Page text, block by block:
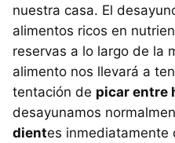
nuestra casa. El
alimentos ricos en
reservas a lo largo de la
alimento nos llevará a
tentación de picar entre
desayunamos
dientes inmediatamente